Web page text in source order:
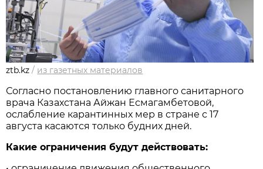
ztb.kz / из газетных материалов
Согласно постановлению главного санитарного
врача Казахстана Айжан Есмагамбетовой,
ослабление карантинных мер в стране с 17
августа касаются только будних дней.
Какие ограничения будут действовать: